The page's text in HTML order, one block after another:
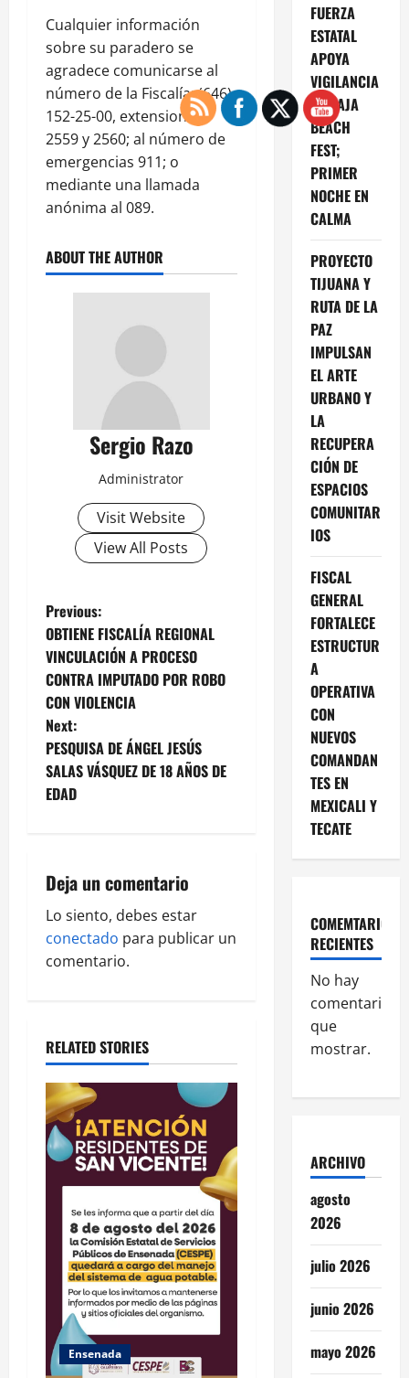
Cualquier información
sobre su paradero se
agradece comunicarse al
número de la Fiscalía: (646)
152-25-00, extensiones
2559 y 2560; al número de
emergencias 911; o
mediante una llamada
anónima al 089.
ABOUT THE AUTHOR
Sergio Razo
Administrator
Visit Website
View All Posts
P
o
s
t
n
a
i
g
a
i
o
n
Previous:
OBTIENE FISCALÍA REGIONAL
VINCULACIÓN A PROCESO
CONTRA IMPUTADO POR ROBO
CON VIOLENCIA
Next:
PESQUISA DE ÁNGEL JESÚS
SALAS VÁSQUEZ DE 18 AÑOS DE
EDAD
Deja un comentario
Lo siento, debes estar
conectado para publicar un
comentario.
RELATED STORIES
Ensenada
FUERZA
ESTATAL
APOYA
VIGILANCIA
EN BAJA
BEACH
FEST;
PRIMER
NOCHE EN
CALMA
PROYECTO
TIJUANA Y
RUTA DE LA
PAZ
IMPULSAN
EL ARTE
URBANO Y
LA
RECUPERA
CIÓN DE
ESPACIOS
COMUNITAR
IOS
FISCAL
GENERAL
FORTALECE
ESTRUCTUR
A
OPERATIVA
CON
NUEVOS
COMANDAN
TES EN
MEXICALI Y
TECATE
COMEMTARIOS
RECIENTES
No hay
comentarios
que
mostrar.
ARCHIVO
agosto
2026
julio 2026
junio 2026
mayo 2026